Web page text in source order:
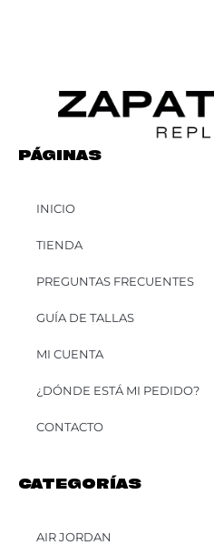
PÁGINAS
INICIO
TIENDA
PREGUNTAS FRECUENTES
GUÍA DE TALLAS
MI CUENTA
¿DÓNDE ESTÁ MI PEDIDO?
CONTACTO
CATEGORÍAS
AIR JORDAN